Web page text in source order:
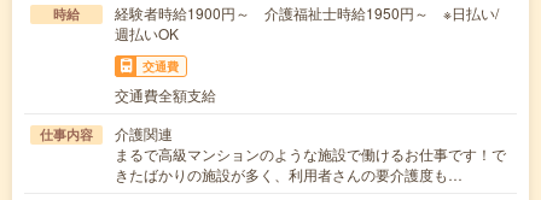
時給
経験者時給1900円～ 介護福祉士時給1950円～ ※日払い/
週払いOK
交通費
交通費全額支給
仕事内容
介護関連
まるで高級マンションのような施設で働けるお仕事です！で
きたばかりの施設が多く、利用者さんの要介護度も…